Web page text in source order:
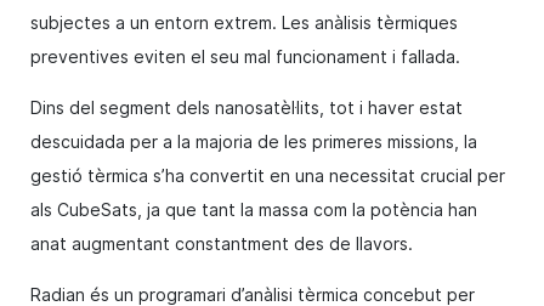
subjectes a un entorn extrem. Les anàlisis tèrmiques
preventives eviten el seu mal funcionament i fallada.
Dins del segment dels nanosatèl·lits, tot i haver estat
descuidada per a la majoria de les primeres missions, la
gestió tèrmica s’ha convertit en una necessitat crucial per
als CubeSats, ja que tant la massa com la potència han
anat augmentant constantment des de llavors.
Radian és un programari d’anàlisi tèrmica concebut per